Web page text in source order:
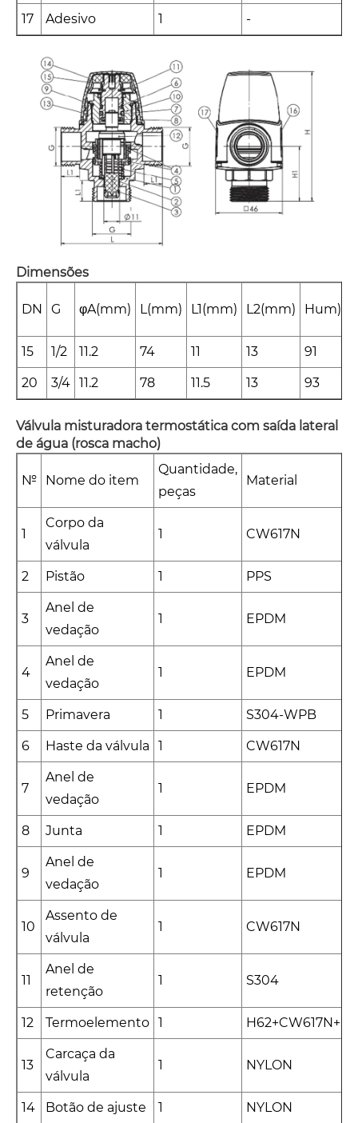
17 Adesivo 1 -
Dimensões
DN G φA(mm) L(mm) L1(mm) L2(mm) Hum)
15 1/2 11.2 74 11 13 91
20 3/4 11.2 78 11.5 13 93
Válvula misturadora termostática com saída lateral
de água (rosca macho)
№ Nome do item
Quantidade,
peças
Material
1
Corpo da
válvula
1 CW617N
2 Pistão 1 PPS
3
Anel de
vedação
1 EPDM
4
Anel de
vedação
1 EPDM
5 Primavera 1 S304-WPB
6 Haste da válvula 1 CW617N
7
Anel de
vedação
1 EPDM
8 Junta 1 EPDM
9
Anel de
vedação
1 EPDM
10
Assento de
válvula
1 CW617N
11
Anel de
retenção
1 S304
12 Termoelemento 1
13
Carcaça da
válvula
1 NYLON
14 Botão de ajuste 1 NYLON